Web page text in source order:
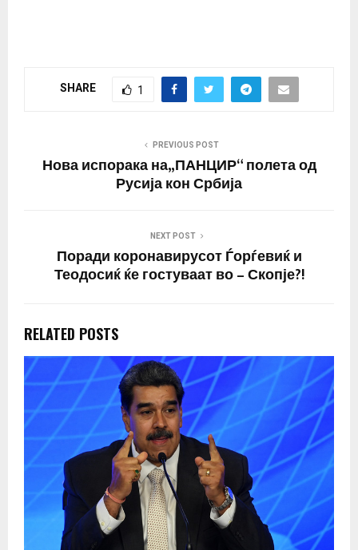
SHARE 1
PREVIOUS POST
Нова испорака на„ПАНЦИР“ полета од
Русија кон Србија
NEXT POST
Поради коронавирусот Ѓорѓевиќ и
Теодосиќ ќе гостуваат во – Скопје?!
RELATED POSTS